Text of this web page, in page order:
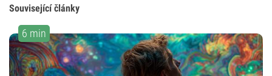
Související články
6 min